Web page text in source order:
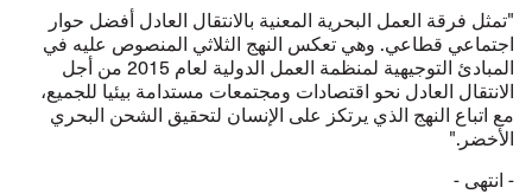
"تمثل فرقة العمل البحرية المعنية بالانتقال العادل أفضل حوار
اجتماعي قطاعي. وهي تعكس النهج الثلاثي المنصوص عليه في
المبادئ التوجيهية لمنظمة العمل الدولية لعام 2015 من أجل
الانتقال العادل نحو اقتصادات ومجتمعات مستدامة بيئيا للجميع،
مع اتباع النهج الذي يرتكز على الإنسان لتحقيق الشحن البحري
الأخضر."
- انتهى -